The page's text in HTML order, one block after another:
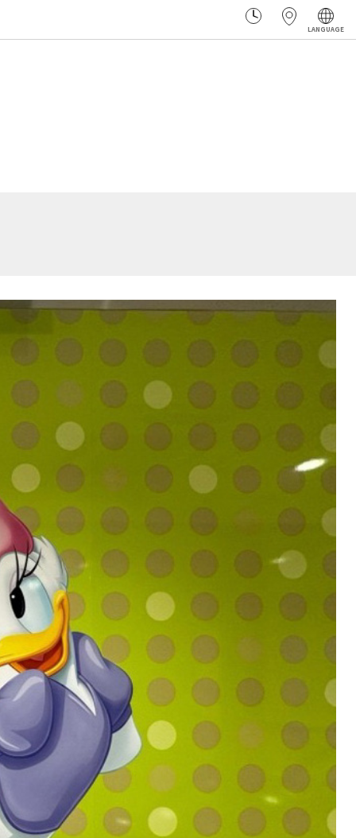
LANGUAGE